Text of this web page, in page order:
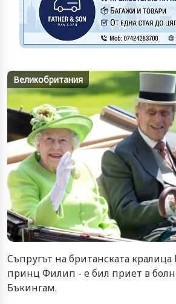
Великобритания
Съпругът на британската кралица
принц Филип - е бил приет в
Бъкингам.